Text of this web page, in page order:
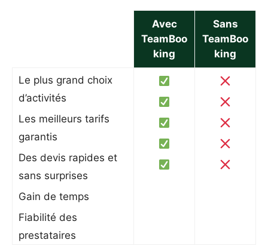
Avec
TeamBoo
king
Sans
TeamBoo
king
Le plus grand choix
d’activités
Les meilleurs tarifs
garantis
Des devis rapides et
sans surprises
Gain de temps
Fiabilité des
prestataires